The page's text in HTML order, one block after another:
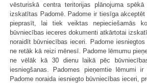
vēsturiskā centra teritorijas plānojuma
izskatītas Padomē. Padome ir tiesīga
pieprasīt, lai tiek veiktas nepieciešamās
būvniecības ieceres dokumenti atkārtotai
noraidīt būvniecības ieceri. Padome
ne retāk kā reizi mēnesī. Padome lēmumu
ne vēlāk kā 30 dienu laikā pēc
iesniegšanas. Padomes pieņemtie lēmumi
Padome noraida iesniegto būvniecības ieceri,